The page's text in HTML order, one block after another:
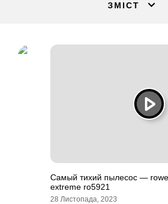
ЗМІСТ
Самый тихий пылесос —
extreme ro5921
28 Листопада, 2023